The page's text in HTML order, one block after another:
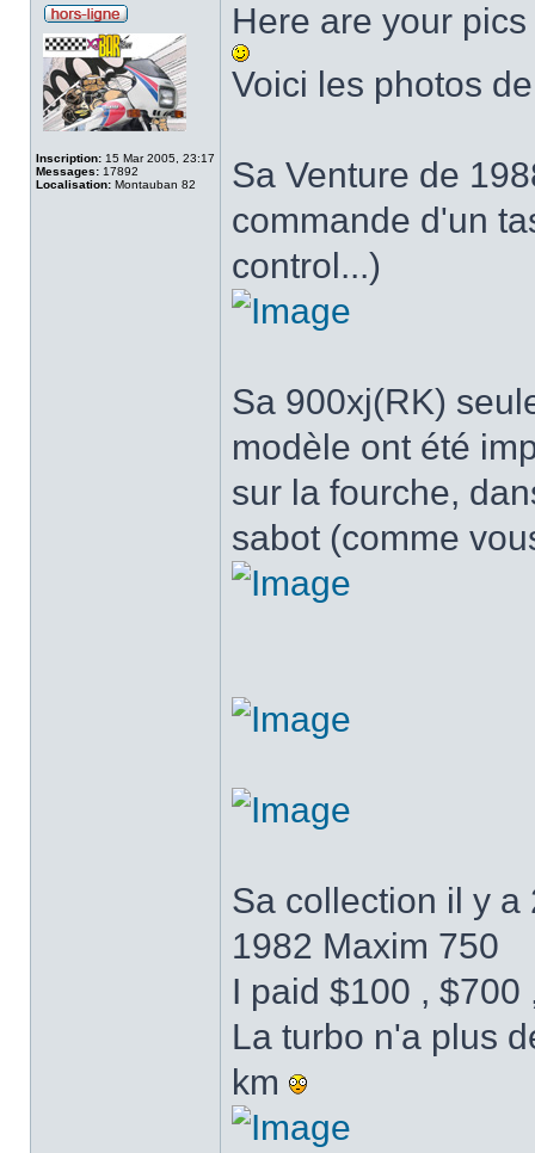
Inscription: 15 Mar 2005, 23:17
Messages: 17892
Localisation: Montauban 82
Here are your
Voici les photos
Sa Venture de
commande d'un
control...)
Sa 900xj(RK)
modèle ont été
sur la fourche,
sabot (comme
Sa collection il y a
1982 Maxim 750
I paid $100 , $700
La turbo n'a plus
km